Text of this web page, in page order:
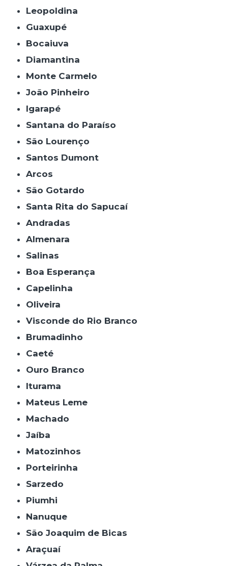
Leopoldina
Guaxupé
Bocaiuva
Diamantina
Monte Carmelo
João Pinheiro
Igarapé
Santana do Paraíso
São Lourenço
Santos Dumont
Arcos
São Gotardo
Santa Rita do Sapucaí
Andradas
Almenara
Salinas
Boa Esperança
Capelinha
Oliveira
Visconde do Rio Branco
Brumadinho
Caeté
Ouro Branco
Iturama
Mateus Leme
Machado
Jaíba
Matozinhos
Porteirinha
Sarzedo
Piumhi
Nanuque
São Joaquim de Bicas
Araçuaí